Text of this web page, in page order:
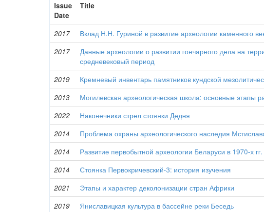
Issue
Date
Title
2017 Вклад Н.Н. Гуриной в развитие археологии каменного
2017
Данные археологии о развитии гончарного дела на
средневековый период
2019 Кремневый инвентарь памятников кундской
2013
Могилевская археологическая школа: основные этапы
2022
Наконечники стрел стоянки Дедня
2014
Проблема охраны археологического наследия
2014
Развитие первобытной археологии Беларуси в 1970-х гг.
2014
Стоянка Первокричевский-3: история изучения
2021
Этапы и характер деколонизации стран Африки
2019
Яниславицкая культура в бассейне реки Беседь